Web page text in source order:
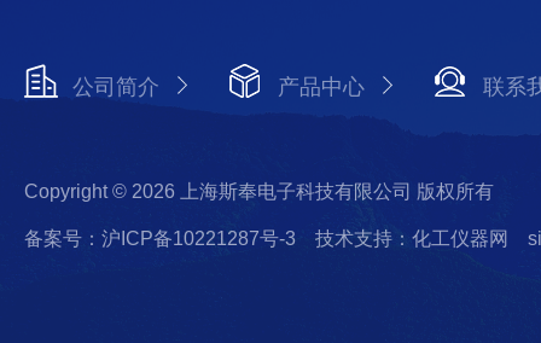
公司简介 产品中心 联系
Copyright © 2026 上海斯奉电子科技有限公司 版权所有
备案号：沪ICP备10221287号-3 技术支持：化工仪器网